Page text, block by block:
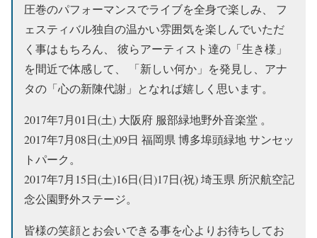
圧巻のパフォーマンスでライブを全身で楽しみ、 フ
ェスティバル独自の温かい雰囲気を楽しんでいただ
く事はもちろん、 彼らアーティスト達の「生き様」
を間近で体感して、 「新しい何か」を発見し、アナ
タの「心の新陳代謝」となれば嬉しく思います。
2017年7月01日(土) 大阪府 服部緑地野外音楽堂 。
2017年7月08日(土)09日 福岡県 博多埠頭緑地 サンセッ
トパーク。
2017年7月15日(土)16日(日)17日(祝) 埼玉県 所沢航空記
念公園野外ステージ。
皆様の笑顔とお会いできる事を心よりお待ちしてお